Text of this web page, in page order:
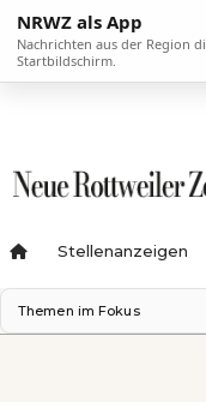
NRWZ als App
Nachrichten aus der Region
Startbildschirm.
Stellenanzeigen
Themen im Fokus